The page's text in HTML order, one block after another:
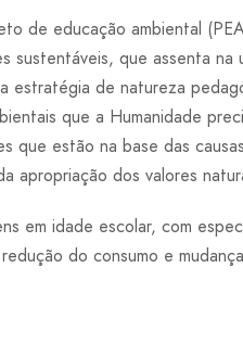
de educação ambiental
que assenta
de natureza
que a Humanidade
estão na base das
dos valores
em idade escolar, com
do consumo e